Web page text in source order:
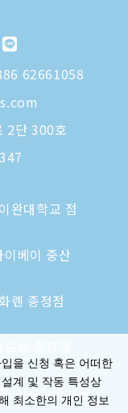
62661058
2단 300호
완대학교 점
이베이 중산
화롄 종정점
신사이바시는
을 신청 혹은 어떠한
계 및 작동 특성상
최소한의 개인 정보